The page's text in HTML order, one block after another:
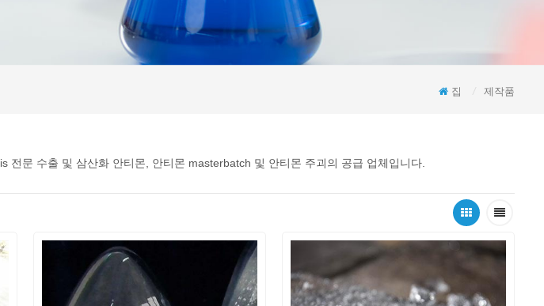
집 제작품
is 전문 수출 및 삼산화 안티몬, 안티몬 masterbatch 및 안티몬 주괴의 공급 업체입니다.